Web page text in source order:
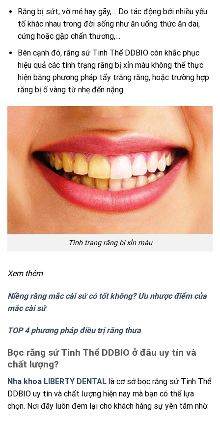
Răng bị sứt, vỡ mẻ hay gãy,… Do tác động bởi nhiều yếu
tố khác nhau trong đời sống như ăn uống thức ăn dai,
cứng hoặc gặp chấn thương,…
Bên cạnh đó, răng sứ Tinh Thể DDBIO còn khắc phục
hiệu quả các tình trạng răng bị xỉn màu không thể thực
hiện bằng phương pháp tẩy trắng răng, hoặc trường hợp
răng bị ố vàng từ nhẹ đến nặng.
Tình trạng răng bị xỉn màu
Xem thêm
Niềng răng mắc cài sứ có tốt không? Ưu nhược điểm của
mắc cài sứ
TOP 4 phương pháp điều trị răng thưa
Bọc răng sứ Tinh Thể DDBIO ở đâu uy tín và
chất lượng?
Nha khoa LIBERTY DENTAL là cơ sở bọc răng sứ Tinh Thể
DDBIO uy tín và chất lượng hiện nay mà bạn có thể lựa
chọn. Nơi đây luôn đem lại cho khách hàng sự yên tâm nhờ: